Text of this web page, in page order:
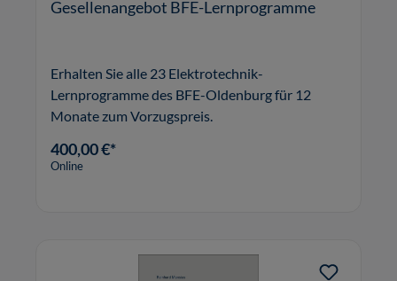
Gesellenangebot BFE-Lernprogramme
Erhalten Sie alle 23 Elektrotechnik-
Lernprogramme des BFE-Oldenburg für 12
Monate zum Vorzugspreis.
400,00 €*
Online